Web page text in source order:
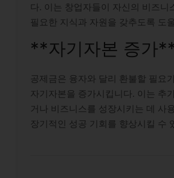
다. 이는 창업자들이 자신의 비즈니
필요한 지식과 자원을 갖추도록 도
**자기자본 증가
공제금은 융자와 달리 환불할 필요
자기자본을 증가시킵니다. 이는 추
거나 비즈니스를 성장시키는 데 사
장기적인 성공 기회를 향상시킬 수